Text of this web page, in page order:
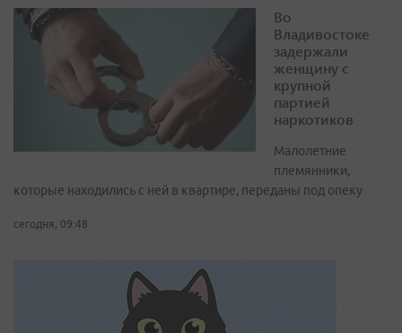
Во
Владивостоке
задержали
женщину с
крупной
партией
наркотиков
Малолетние
племянники,
которые находились с ней в квартире, переданы под опеку
сегодня, 09:48